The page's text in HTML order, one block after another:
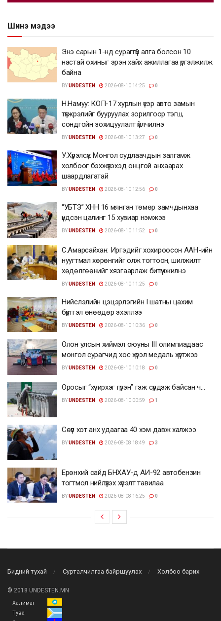
Шинэ мэдээ
Энэ сарын 1-нд сураггүй алга болсон 10
настай охиныг эрэн хайх ажиллагаа үргэлжилж
байна
BYUNDESTEN 2026-08-10 14:25 0
Н.Намуу: КОП-17 хурлын үеэр авто замын
түгжрэлийг бууруулах зорилгоор тэгш,
сондгойн зохицуулалт үйлчилнэ
BYUNDESTEN 2026-08-10 13:27 0
У.Хүрэлсүх: Монгол судлаачдын залгамж
холбоог бэхжүүлэхэд онцгой анхаарах
шаардлагатай
BYUNDESTEN 2026-08-10 12:56 0
“УБТЗ” ХНН 16 мянган төмөр замчдынхаа
үндсэн цалинг 15 хувиар нэмжээ
BYUNDESTEN 2026-08-10 11:52 0
С.Амарсайхан: Иргэдийг хохироосон ААН-ийн
нуугтмал хөрөнгийг олж тогтоон, шилжилт
хөдөлгөөнийг хязгаарлаж битүүмжилнэ
BYUNDESTEN 2026-08-10 11:25 0
Нийслэлийн цэцэрлэгийн I шатны цахим
бүртгэл өнөөдөр эхэллээ
BYUNDESTEN 2026-08-10 10:36 0
Олон улсын хиймэл оюуны III олимпиадаас
монгол сурагчид хос хүрэл медаль хүртжээ
BYUNDESTEN 2026-08-10 10:18 0
Оросыг “хүчирхэг гүрэн” гэж сүрдэж байсан ч…
BYUNDESTEN 2026-08-10 00:59 1
Сөүл хот анх удаагаа 40 хэм давж халжээ
BYUNDESTEN 2026-08-08 18:49 3
Ерөнхий сайд БНХАУ-д АИ-92 автобензин
тогтмол нийлүүлэх хүсэлт тавилаа
BYUNDESTEN 2026-08-08 16:25 0
Бидний тухай Сурталчилгаа байршуулах Холбоо барих
© 2018 UNDESTEN.MN
Халимаг
Тува